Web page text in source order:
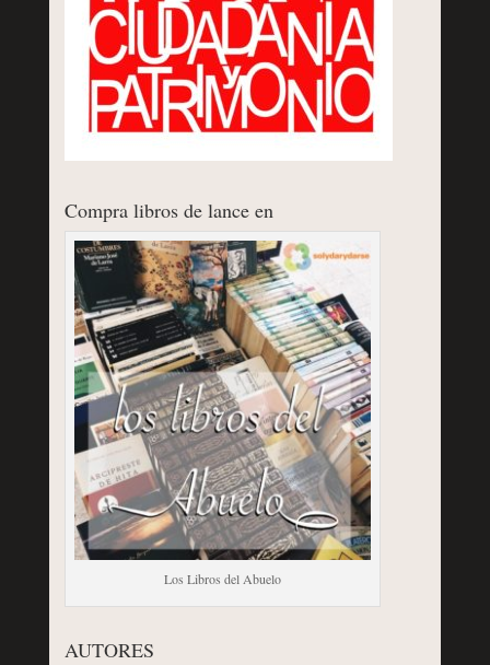
Compra libros de lance en
Los Libros del Abuelo
AUTORES